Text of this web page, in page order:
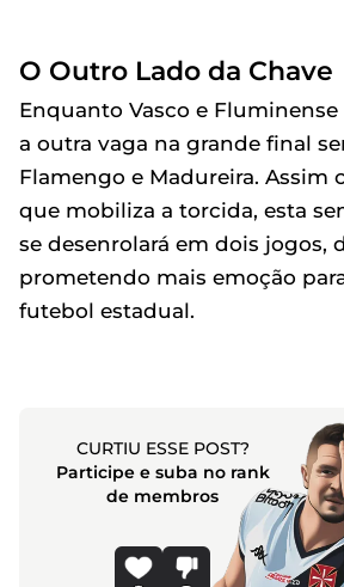
O Outro Lado da Chave
Enquanto Vasco e
a outra vaga na grande final
Flamengo e Madureira. Assim
que mobiliza a torcida, esta
se desenrolará em dois jogos,
prometendo mais emoção
futebol estadual.
CURTIU ESSE POST?
Participe e suba no rank
de membros